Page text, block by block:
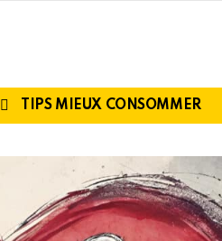
TIPS MIEUX CONSOMMER